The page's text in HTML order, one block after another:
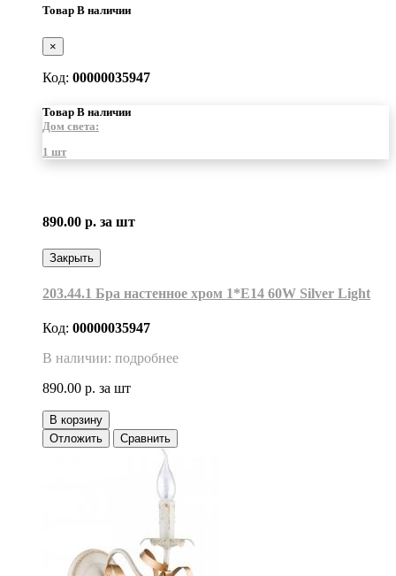
Товар В наличии
×
Код: 00000035947
Товар В наличии
Дом света:
1 шт
890.00 р. за шт
Закрыть
203.44.1 Бра настенное хром 1*Е14 60W Silver Light
Код: 00000035947
В наличии: подробнее
890.00 р. за шт
В корзину
Отложить
Сравнить